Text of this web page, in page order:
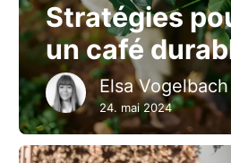
Stratégies
un café
Elsa Vogelbach
24. mai 2024